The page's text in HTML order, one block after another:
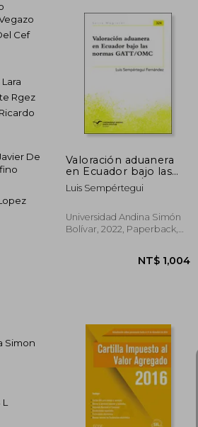
Cef
Rgez
Valoración aduanera
en Ecuador bajo las
normas GATT/OMC (in
Spanish)
Luis Sempértegui
Universidad Andina Simón
Bolívar, 2022, Paperback,